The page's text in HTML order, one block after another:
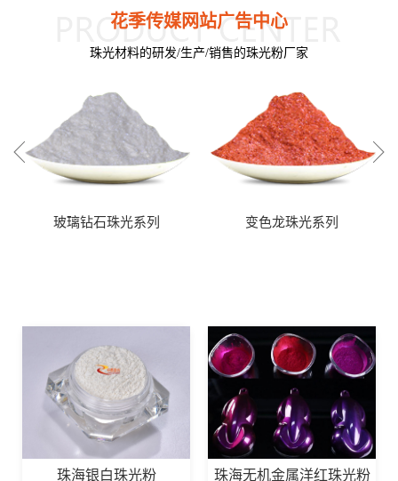
花季传媒网站广告中心
珠光材料的研发/生产/销售的珠光粉厂家
玻璃钻石珠光系列 变色龙珠光系列
珠海银白珠光粉 珠海无机金属洋红珠光粉